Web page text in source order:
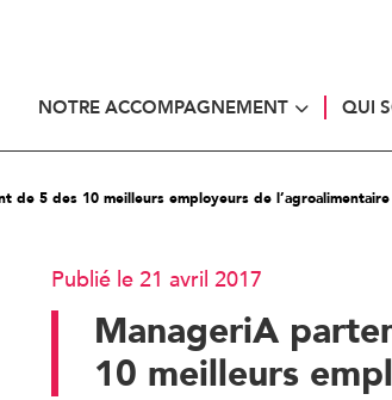
NOTRE ACCOMPAGNEMENT QUI
de 5 des 10 meilleurs employeurs de l’agroalimentaire
Publié le 21 avril 2017
ManageriA
10 meilleurs